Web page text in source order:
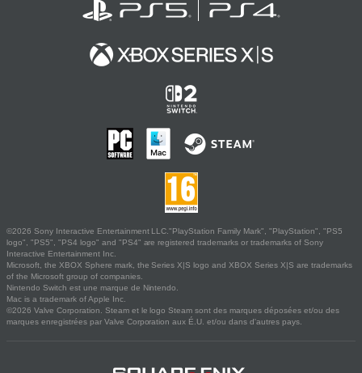
©2026 Sony Interactive Entertainment LLC."PlayStation Family Mark", "PlayStation", "PS5
logo", "PS5", "PS4 logo" and "PS4" are registered trademarks or trademarks of Sony
Interactive Entertainment Inc.
Microsoft, the XBOX Sphere mark, the Series X|S logo and XBOX Series X|S are trademarks
of the Microsoft group of companies.
Nintendo Switch est une marque de Nintendo.
Mac is a trademark of Apple Inc.
©2026 Valve Corporation. Steam et le logo Steam sont des marques déposées et/ou des
marques enregistrées par Valve Corporation aux É.U. et/ou dans d'autres pays.